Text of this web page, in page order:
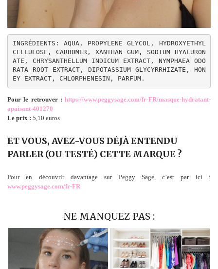
INGRÉDIENTS: AQUA, PROPYLENE GLYCOL, HYDROXYETHYL
CELLULOSE, CARBOMER, XANTHAN GUM, SODIUM HYALURON
ATE, CHRYSANTHELLUM INDICUM EXTRACT, NYMPHAEA ODO
RATA ROOT EXTRACT, DIPOTASSIUM GLYCYRRHIZATE, HON
EY EXTRACT, CHLORPHENESIN, PARFUM.
Pour le retrouver : https://www.peggysage.com/fr-FR/masque-hydratant-
apaisant-401270
Le prix : 5,10 euros
ET VOUS, AVEZ-VOUS DÉJÀ ENTENDU
PARLER (OU TESTÉ) CETTE MARQUE ?
Pour en découvrir davantage sur Peggy Sage, c’est par ici :
www.peggysage.com/fr-FR
NE MANQUEZ PAS :